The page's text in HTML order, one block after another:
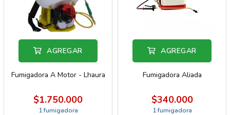
AGREGAR
Fumigadora A Motor - Lhaura
$1.750.000
1 fumigadora
AGREGAR
Fumigadora Aliada
$340.000
1 fumigadora